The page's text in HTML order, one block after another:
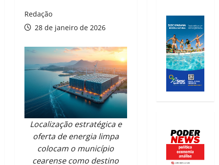
Redação
28 de janeiro de 2026
Localização estratégica e
oferta de energia limpa
colocam o município
cearense como destino